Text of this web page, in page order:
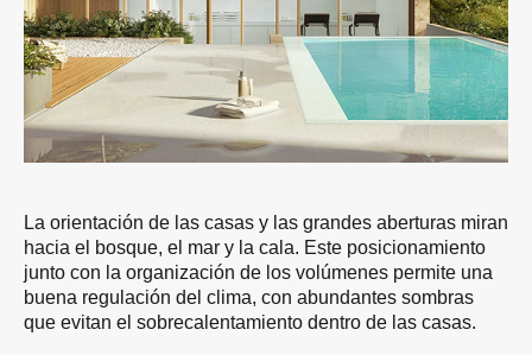
La orientación de las casas y las grandes aberturas miran
hacia el bosque, el mar y la cala. Este posicionamiento
junto con la organización de los volúmenes permite una
buena regulación del clima, con abundantes sombras
que evitan el sobrecalentamiento dentro de las casas.